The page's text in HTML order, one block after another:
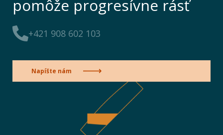
pomôže progresívne rásť
+421 908 602 103
Napíšte nám